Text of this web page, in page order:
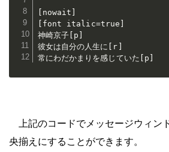
[nowait]
[font italic=true]
神崎京子[p]
彼女は自分の人生に[r]
常にわだかまりを感じていた[p]
上記のコードでメッセージウィン
央揃えにすることができます。